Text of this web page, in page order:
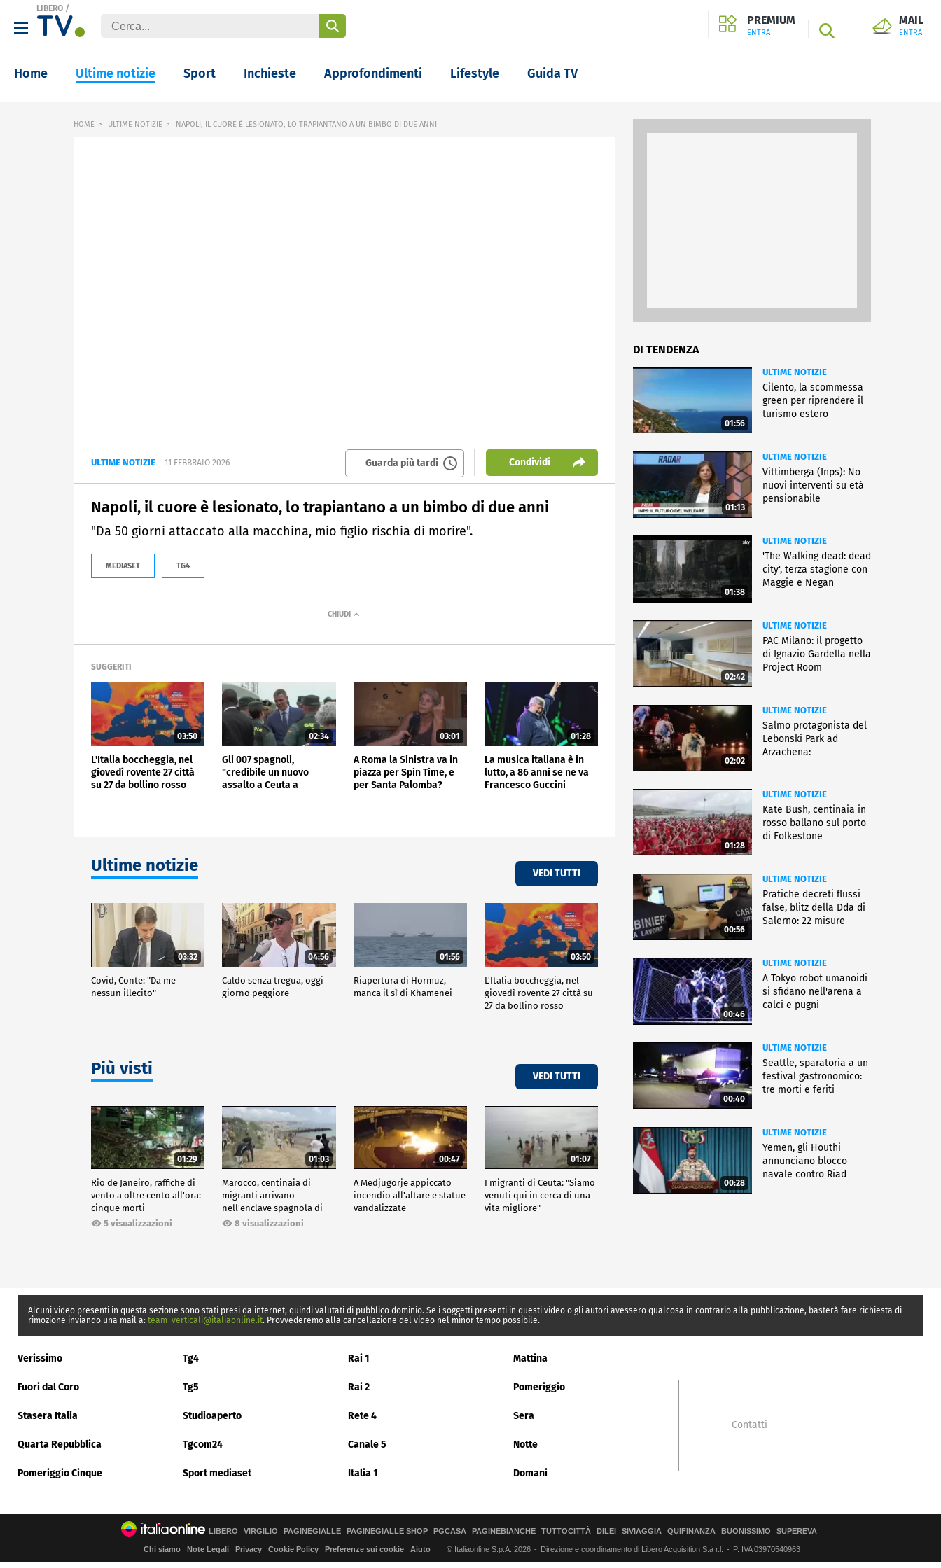
LIBERO /
PREMIUM
ENTRA SEARCH
MAIL
ENTRA
Home Ultime notizie Sport Inchieste Approfondimenti Lifestyle Guida TV
HOME ULTIME NOTIZIE NAPOLI, IL CUORE È LESIONATO, LO TRAPIANTANO A UN BIMBO DI DUE ANNI
ULTIME NOTIZIE 11 FEBBRAIO 2026 Guarda più tardi Condividi
Napoli, il cuore è lesionato, lo trapiantano a un bimbo di due anni
"Da 50 giorni attaccato alla macchina, mio figlio rischia di morire".
MEDIASET TG4
SUGGERITI
03:50
L'Italia boccheggia, nel
giovedì rovente 27 città
su 27 da bollino rosso
02:34
Gli 007 spagnoli,
"credibile un nuovo
assalto a Ceuta a
03:01
A Roma la Sinistra va in
piazza per Spin Time, e
per Santa Palomba?
01:28
La musica italiana è in
lutto, a 86 anni se ne va
Francesco Guccini
Ultime notizie VEDI TUTTI
03:32
Covid, Conte: "Da me
nessun illecito"
04:56
Caldo senza tregua, oggi
giorno peggiore
01:56
Riapertura di Hormuz,
manca il sì di Khamenei
03:50
L'Italia boccheggia, nel
giovedì rovente 27 città su
27 da bollino rosso
Più visti VEDI TUTTI
01:29
Rio de Janeiro, raffiche di
vento a oltre cento all'ora:
cinque morti
5 visualizzazioni
01:03
Marocco, centinaia di
migranti arrivano
nell'enclave spagnola di
Ceuta8 visualizzazioni
00:47
A Medjugorje appiccato
incendio all'altare e statue
vandalizzate
01:07
I migranti di Ceuta: "Siamo
venuti qui in cerca di una
vita migliore"
DI TENDENZA
01:56
ULTIME NOTIZIE
Cilento, la scommessa
green per riprendere il
turismo estero
01:13
ULTIME NOTIZIE
Vittimberga (Inps): No
nuovi interventi su età
pensionabile
01:38
ULTIME NOTIZIE
'The Walking dead: dead
city', terza stagione con
Maggie e Negan
02:42
ULTIME NOTIZIE
PAC Milano: il progetto
di Ignazio Gardella nella
Project Room
02:02
ULTIME NOTIZIE
Salmo protagonista del
Lebonski Park ad
Arzachena:
01:28
ULTIME NOTIZIE
Kate Bush, centinaia in
rosso ballano sul porto
di Folkestone
00:56
ULTIME NOTIZIE
Pratiche decreti flussi
false, blitz della Dda di
Salerno: 22 misure
00:46
ULTIME NOTIZIE
A Tokyo robot umanoidi
si sfidano nell'arena a
calci e pugni
00:40
ULTIME NOTIZIE
Seattle, sparatoria a un
festival gastronomico:
tre morti e feriti
00:28
ULTIME NOTIZIE
Yemen, gli Houthi
annunciano blocco
navale contro Riad
Alcuni video presenti in questa sezione sono stati presi da internet, quindi valutati di pubblico dominio. Se i soggetti presenti in questi video o gli autori avessero qualcosa in contrario alla pubblicazione, basterà fare richiesta di
rimozione inviando una mail a: team_verticali@italiaonline.it. Provvederemo alla cancellazione del video nel minor tempo possibile.
Verissimo Tg4 Rai 1 Mattina
Fuori dal Coro Tg5 Rai 2 Pomeriggio
Stasera Italia Studioaperto Rete 4 Sera
Quarta Repubblica Tgcom24 Canale 5 Notte
Pomeriggio Cinque Sport mediaset Italia 1 Domani
Contatti
LIBERO VIRGILIO PAGINEGIALLE PAGINEGIALLE SHOP PGCASA PAGINEBIANCHE TUTTOCITTÀ DILEI SIVIAGGIA QUIFINANZA BUONISSIMO SUPEREVA
Chi siamo Note Legali Privacy Cookie Policy Preferenze sui cookie Aiuto © Italiaonline S.p.A. 2026 Direzione e coordinamento di Libero Acquisition S.á r.l. P. IVA 03970540963